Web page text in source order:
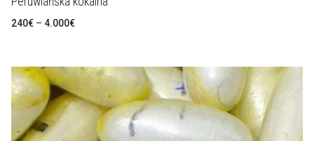
240€ – 4.000€Zakres
4.000€